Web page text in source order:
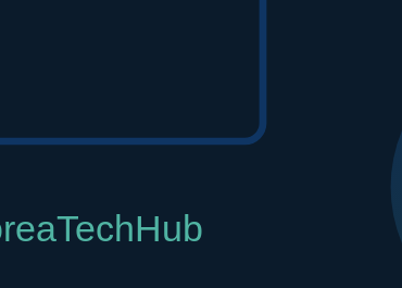
은 이 시기를 '제2의 출산'이라 여기고, 과학적이고
니다. 또한, 전문 테라피스트가 제공하는 산후 마사